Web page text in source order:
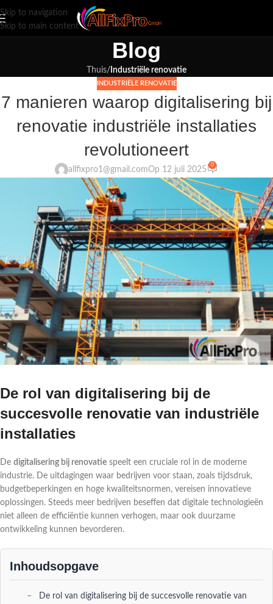
Skip to navigation
Skip to main content
Blog
Thuis/ Industriële renovatie
INDUSTRIËLE RENOVATIE
7 manieren waarop digitalisering bij
renovatie industriële installaties
revolutioneert
allfixpro1@gmail.comOp 12 juli 2025
0
De rol van digitalisering bij de
succesvolle renovatie van industriële
installaties
De digitalisering bij renovatie speelt een cruciale rol in de moderne
industrie. De uitdagingen waar bedrijven voor staan, zoals tijdsdruk,
budgetbeperkingen en hoge kwaliteitsnormen, vereisen innovatieve
oplossingen. Steeds meer bedrijven beseffen dat digitale technologieën
niet alleen de efficiëntie kunnen verhogen, maar ook duurzame
ontwikkeling kunnen bevorderen.
Inhoudsopgave
De rol van digitalisering bij de succesvolle renovatie van